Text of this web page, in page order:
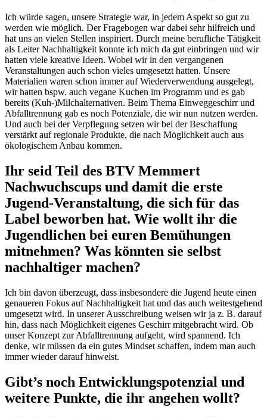
Ich würde sagen, unsere Strategie war, in jedem Aspekt so gut zu
werden wie möglich. Der Fragebogen war dabei sehr hilfreich und
hat uns an vielen Stellen inspiriert. Durch meine berufliche Tätigkeit
als Leiter Nachhaltigkeit konnte ich mich da gut einbringen und wir
hatten viele kreative Ideen. Wobei wir in den vergangenen
Veranstaltungen auch schon vieles umgesetzt hatten. Unsere
Materialien waren schon immer auf Wiederverwendung ausgelegt,
wir hatten bspw. auch vegane Kuchen im Programm und es gab
bereits (Kuh-)Milchalternativen. Beim Thema Einweggeschirr und
Abfalltrennung gab es noch Potenziale, die wir nun nutzen werden.
Und auch bei der Verpflegung setzen wir bei der Beschaffung
verstärkt auf regionale Produkte, die nach Möglichkeit auch aus
ökologischem Anbau kommen.
Ihr seid Teil des BTV Memmert
Nachwuchscups und damit die erste
Jugend-Veranstaltung, die sich für das
Label beworben hat. Wie wollt ihr die
Jugendlichen bei euren Bemühungen
mitnehmen? Was könnten sie selbst
nachhaltiger machen?
Ich bin davon überzeugt, dass insbesondere die Jugend heute einen
genaueren Fokus auf Nachhaltigkeit hat und das auch weitestgehend
umgesetzt wird. In unserer Ausschreibung weisen wir ja z. B. darauf
hin, dass nach Möglichkeit eigenes Geschirr mitgebracht wird. Ob
unser Konzept zur Abfalltrennung aufgeht, wird spannend. Ich
denke, wir müssen da ein gutes Mindset schaffen, indem man auch
immer wieder darauf hinweist.
Gibt’s noch Entwicklungspotenzial und
weitere Punkte, die ihr angehen wollt?